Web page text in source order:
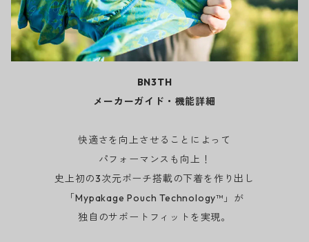
BN3TH
メーカーガイド・機能詳細
快適さを向上させることによって
パフォーマンスも向上！
史上初の3次元ポーチ搭載の下着を作り出し
「Mypakage Pouch Technology™」が
独自のサポートフィットを実現。